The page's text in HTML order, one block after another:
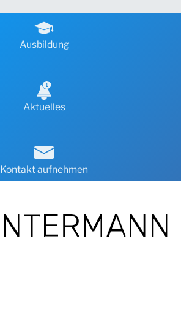
Ausbildung
Aktuelles
Kontakt aufnehmen